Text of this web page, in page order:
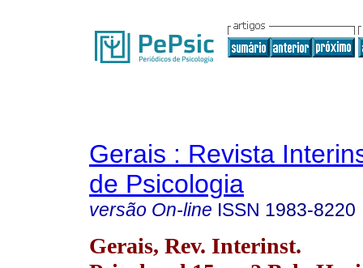
Gerais : Revista
de Psicologia
versão On-line ISSN 1983-8220
Gerais, Rev. Interinst.